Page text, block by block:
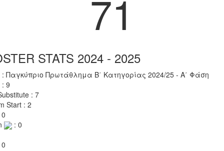
71
STATS 2024 - 2025
: Παγκύπριο Πρωτάθλημα Β΄ Κατηγορίας 2024/25 - Α΄ Φάση
: 9
: 7
Start : 2
: 0